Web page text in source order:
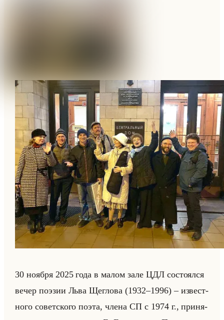
30 но­яб­ря 2025 года в малом зале ЦДЛ со­сто­ял­ся
вечер по­эзии Льва Щег­ло­ва (1932–1996) – из­вест­
но­го со­вет­ско­го поэта, члена СП с 1974 г., при­ня­